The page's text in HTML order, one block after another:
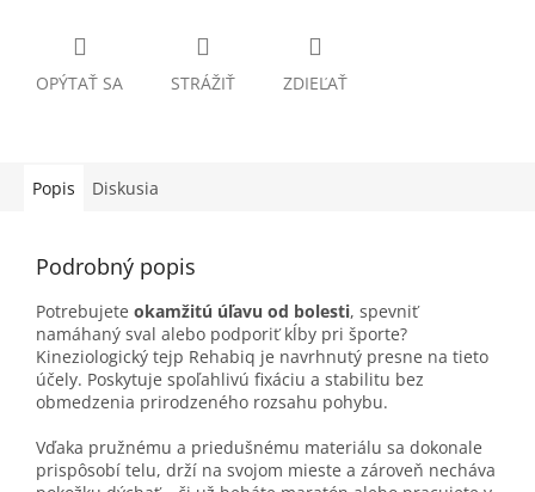
OPÝTAŤ SA STRÁŽIŤ ZDIEĽAŤ
Popis Diskusia
Podrobný popis
Potrebujete okamžitú úľavu od bolesti, spevniť
namáhaný sval alebo podporiť kĺby pri športe?
Kineziologický tejp Rehabiq je navrhnutý presne na tieto
účely. Poskytuje spoľahlivú fixáciu a stabilitu bez
obmedzenia prirodzeného rozsahu pohybu.
Vďaka pružnému a priedušnému materiálu sa dokonale
prispôsobí telu, drží na svojom mieste a zároveň necháva